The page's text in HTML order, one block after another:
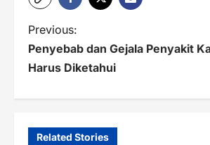
P
o
n
Previous:
Penyebab dan Gejala Penyakit
Harus Diketahui
Related Stories